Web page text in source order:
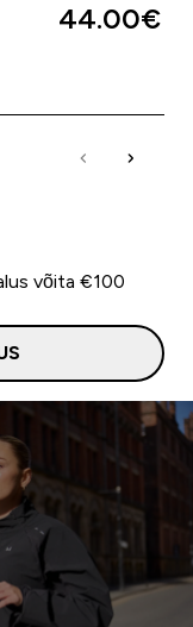
44.00€‎
võita €100